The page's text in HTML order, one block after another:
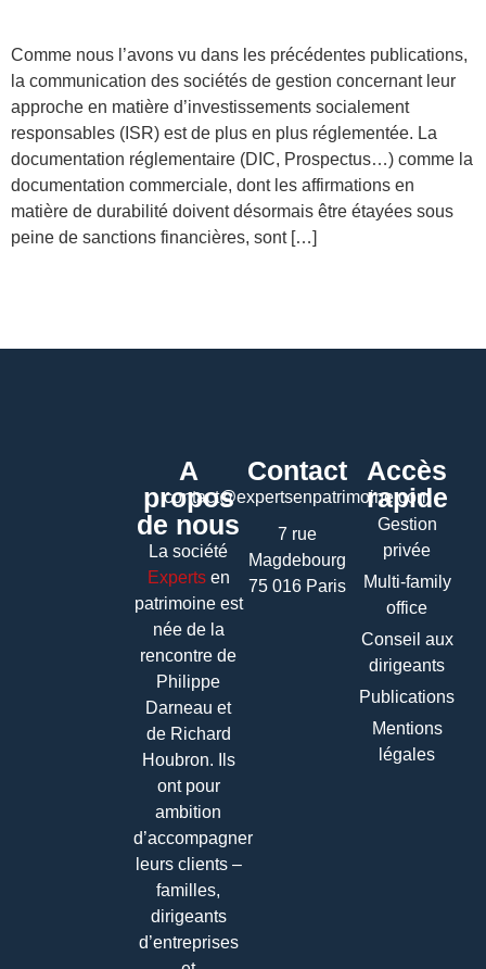
Comme nous l’avons vu dans les précédentes publications,
la communication des sociétés de gestion concernant leur
approche en matière d’investissements socialement
responsables (ISR) est de plus en plus réglementée. La
documentation réglementaire (DIC, Prospectus…) comme la
documentation commerciale, dont les affirmations en
matière de durabilité doivent désormais être étayées sous
peine de sanctions financières, sont […]
A
propos
de nous
La société
Expertsen
patrimoine est
née de la
rencontre de
Philippe
Darneau et
de Richard
Houbron. Ils
ont pour
ambition
d’accompagner
leurs clients –
familles,
dirigeants
d’entreprises
Contact
contact@expertsenpatrimoine.com
7 rue
Magdebourg
75 016 Paris
Accès
rapide
Gestion
privée
Multi-family
office
Conseil aux
dirigeants
Publications
Mentions
légales